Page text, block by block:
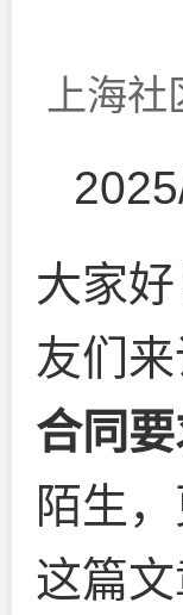
上海
大家
友们
合同
陌生
这篇